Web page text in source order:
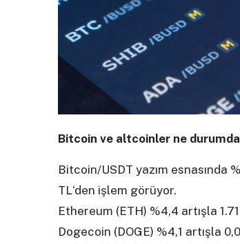
Bitcoin ve altcoinler ne
Bitcoin/USDT yazım esnasında
TL‘den işlem görüyor.
Ethereum (ETH) %4,4 artışla
Dogecoin (DOGE) %4,1 artışla